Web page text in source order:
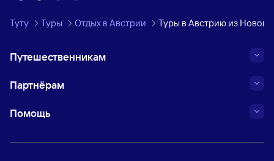
Туту Туры Отдых в Австрии Туры в Австрию из Нового
Путешественникам
Партнёрам
Помощь